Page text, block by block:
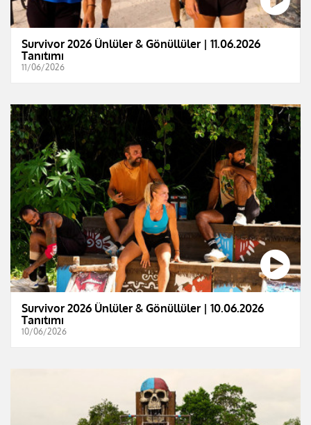
Survivor 2026 Ünlüler & Gönüllüler | 11.06.2026
Tanıtımı
11/06/2026
Survivor 2026 Ünlüler & Gönüllüler | 10.06.2026
Tanıtımı
10/06/2026